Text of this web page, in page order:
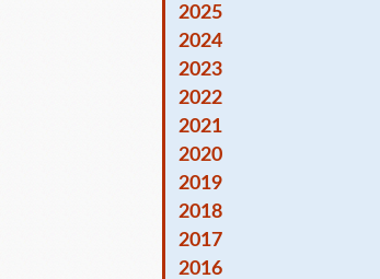
2025
2024
2023
2022
2021
2020
2019
2018
2017
2016